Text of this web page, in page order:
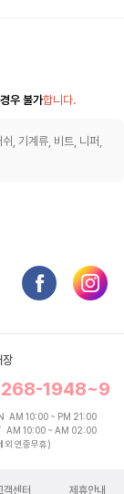
우 불가합니다.
, 기계류, 비트, 니퍼,
장
1948~9
AM 10:00 ~ PM 21:00
AM 10:00 ~ AM 02:00
외 연중무휴)
객센터 제휴안내